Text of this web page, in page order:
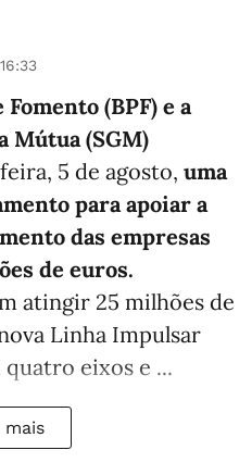
(BPF) e a
Mútua (SGM)
5 de agosto, uma
para apoiar a
das empresas
de euros.
atingir 25 milhões de
Linha Impulsar
eixos e ...
mais